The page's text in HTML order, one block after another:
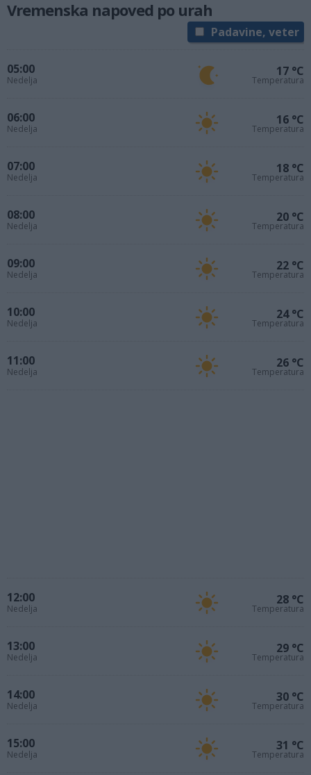
Vremenska napoved po urah
Padavine, veter
05:00
Nedelja
17 °C
Temperatura
06:00
Nedelja
16 °C
Temperatura
07:00
Nedelja
18 °C
Temperatura
08:00
Nedelja
20 °C
Temperatura
09:00
Nedelja
22 °C
Temperatura
10:00
Nedelja
24 °C
Temperatura
11:00
Nedelja
26 °C
Temperatura
12:00
Nedelja
28 °C
Temperatura
13:00
Nedelja
29 °C
Temperatura
14:00
Nedelja
30 °C
Temperatura
15:00
Nedelja
31 °C
Temperatura